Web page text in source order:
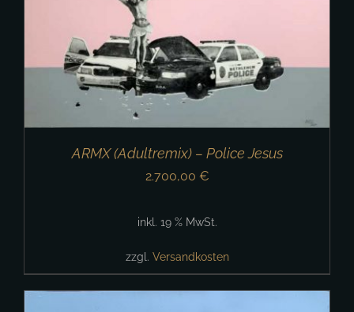
ARMX (Adultremix) – Police Jesus
2.700,00 €
inkl. 19 % MwSt.
zzgl. Versandkosten